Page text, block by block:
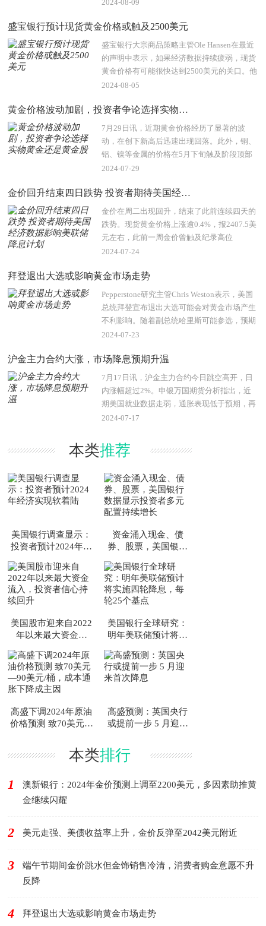
2024-08-09
盛宝银行预计现货黄金价格或触及2500美元
盛宝银行大宗商品策略主管Ole Hansen在最近
的声明中表示，如果经济数据持续疲弱，现货
黄金价格有可能很快达到2500美元的关口。他
指出，美联储降息的预期，以及持续的地缘政
2024-08-05
黄金价格波动加剧，投资者争论选择实物黄金还是黄金股
7月29日讯，近期黄金价格经历了显著的波
动，在创下新高后迅速出现回落。此外，铜、
铝、镍等金属的价格在5月下旬触及阶段顶部
后也持续走软。这一系列市场变化引发了投资
2024-07-29
金价回升结束四日跌势 投资者期待美国经济数据影响美联储降息计划
金价在周二出现回升，结束了此前连续四天的
跌势。现货黄金价格上涨逾0.4%，报2407.5美
元左右，此前一周金价曾触及纪录高位
2483.60美元。这一回升反映了市场对即将公
2024-07-24
拜登退出大选或影响黄金市场走势
Pepperstone研究主管Chris Weston表示，美国
总统拜登宣布退出大选可能会对黄金市场产生
不利影响。随着副总统哈里斯可能参选，预期
中的竞选形势可能会比之前更加激烈。Weston
2024-07-23
沪金主力合约大涨，市场降息预期升温
7月17日讯，沪金主力合约今日跳空高开，日
内涨幅超过2%。申银万国期货分析指出，近
期美国就业数据走弱，通胀表现低于预期，再
加上美联储主席鲍威尔在周一表示，二季度经
2024-07-17
本类推荐
美国银行调查显示：
投资者预计2024年经
资金涌入现金、债
券、股票，美国银行
配置持续增长
美国股市迎来自2022
年以来最大资金流
回升
美国银行全球研究：
明年美联储预计将实
个基点
高盛下调2024年原油
价格预测 致70美元—
高盛预测：英国央行
或提前一步 5 月迎来
本类排行
1
澳新银行：2024年金价预测上调至2200美元，多因素助推黄
金继续闪耀
2 美元走强、美债收益率上升，金价反弹至2042美元附近
3
端午节期间金价跳水但金饰销售冷清，消费者购金意愿不升
反降
4 拜登退出大选或影响黄金市场走势